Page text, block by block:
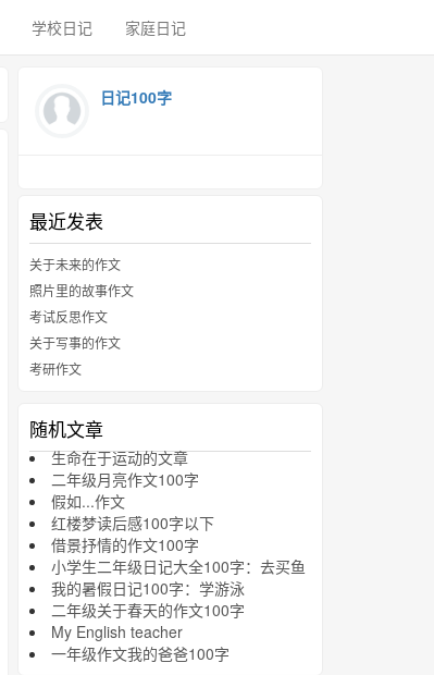
学校日记 家庭日记
日记100字
最近发表
关于未来的作文
照片里的故事作文
考试反思作文
关于写事的作文
考研作文
随机文章
生命在于运动的文章
二年级月亮作文100字
假如...作文
红楼梦读后感100字以下
借景抒情的作文100字
小学生二年级日记大全100字：去买鱼
我的暑假日记100字：学游泳
二年级关于春天的作文100字
My English teacher
一年级作文我的爸爸100字